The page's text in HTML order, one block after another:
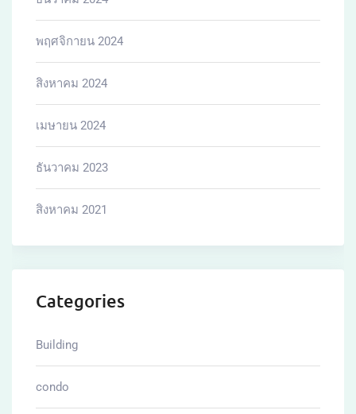
พฤศจิกายน 2024
สิงหาคม 2024
เมษายน 2024
ธันวาคม 2023
สิงหาคม 2021
Categories
Building
condo